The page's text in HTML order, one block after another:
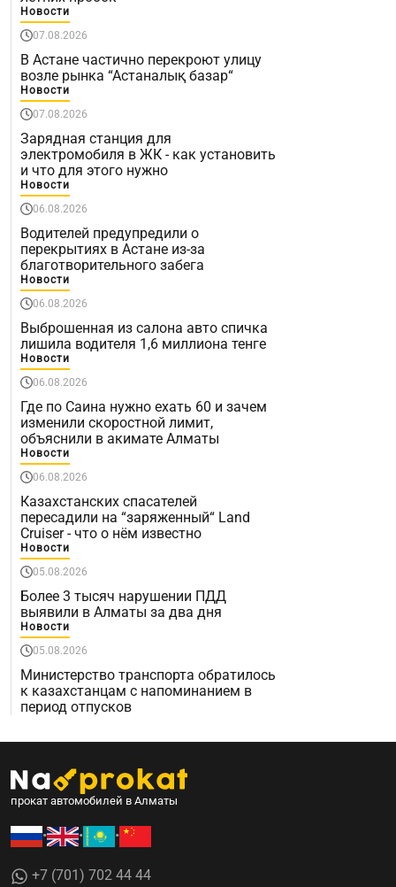
Новости
07.08.2026
В Астане частично перекроют улицу
возле рынка “Астаналық базар“
Новости
07.08.2026
Зарядная станция для
электромобиля в ЖК - как установить
и что для этого нужно
Новости
06.08.2026
Водителей предупредили о
перекрытиях в Астане из-за
благотворительного забега
Новости
06.08.2026
Выброшенная из салона авто спичка
лишила водителя 1,6 миллиона тенге
Новости
06.08.2026
Где по Саина нужно ехать 60 и зачем
изменили скоростной лимит,
объяснили в акимате Алматы
Новости
06.08.2026
Казахстанских спасателей
пересадили на “заряженный“ Land
Cruiser - что о нём известно
Новости
05.08.2026
Более 3 тысяч нарушении ПДД
выявили в Алматы за два дня
Новости
05.08.2026
Министерство транспорта обратилось
к казахстанцам с напоминанием в
период отпусков
прокат автомобилей в Алматы
• • •
+7 (701) 702 44 44